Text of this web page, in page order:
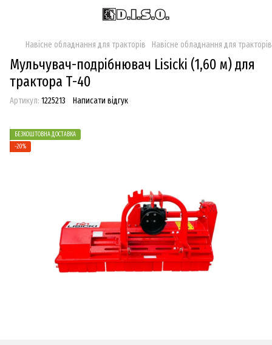
Навісне обладнання для тракторів Навісне обладнання для
Мульчувач-подрібнювач Lisicki (1,60 м) для
трактора Т-40
Артикул: 1225213 Написати відгук
БЕЗКОШТОВНА ДОСТАВКА
−20%